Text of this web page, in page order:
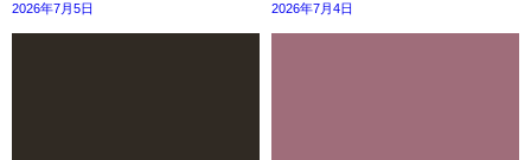
2026年7月5日 2026年7月4日